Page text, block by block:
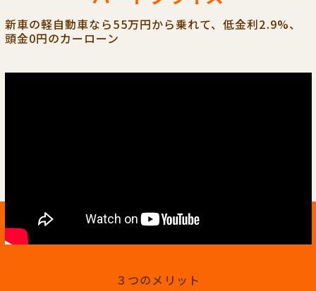
新車の軽自動車なら55万円から乗れて、低金利2.9%、
頭金0円のカーローン
３つのメリット